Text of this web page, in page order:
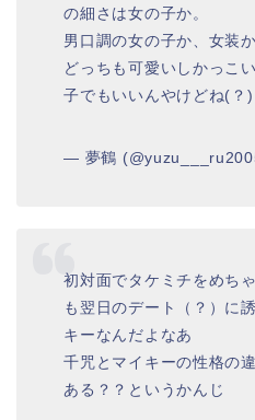
の細さは女の子か。
男口調の女の子か、女装か
どっちも可愛いしかっこ
子でもいいんやけどね(？)
— 夢鶴
初対面でタケミチをめち
も翌日のデート（？）に
キーなんだよなあ
千咒とマイキーの性格の
ある？？というかんじ